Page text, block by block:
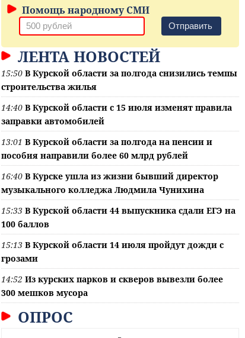
Помощь народному СМИ
Отправить
ЛЕНТА НОВОСТЕЙ
15:50 В Курской области за полгода снизились темпы
строительства жилья
14:40 В Курской области с 15 июля изменят правила
заправки автомобилей
13:01 В Курской области за полгода на пенсии и
пособия направили более 60 млрд рублей
16:40 В Курске ушла из жизни бывший директор
музыкального колледжа Людмила Чунихина
15:33 В Курской области 44 выпускника сдали ЕГЭ на
100 баллов
15:13 В Курской области 14 июля пройдут дожди с
грозами
14:52 Из курских парков и скверов вывезли более
300 мешков мусора
ОПРОС